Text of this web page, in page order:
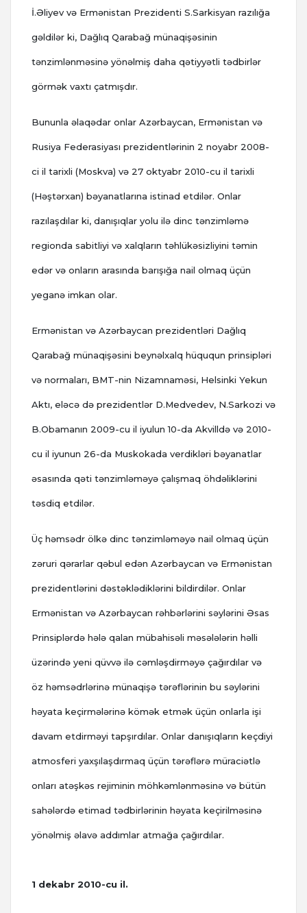
İ.Əliyev və Ermənistan Prezidenti S.Sarkisyan razılığa
gəldilər ki, Dağlıq Qarabağ münaqişəsinin
tənzimlənməsinə yönəlmiş daha qətiyyətli tədbirlər
görmək vaxtı çatmışdır.
Bununla əlaqədar onlar Azərbaycan, Ermənistan və
Rusiya Federasiyası prezidentlərinin 2 noyabr 2008-
ci il tarixli (Moskva) və 27 oktyabr 2010-cu il tarixli
(Həştərxan) bəyanatlarına istinad etdilər. Onlar
razılaşdılar ki, danışıqlar yolu ilə dinc tənzimləmə
regionda sabitliyi və xalqların təhlükəsizliyini təmin
edər və onların arasında barışığa nail olmaq üçün
yeganə imkan olar.
Ermənistan və Azərbaycan prezidentləri Dağlıq
Qarabağ münaqişəsini beynəlxalq hüququn prinsipləri
və normaları, BMT-nin Nizamnaməsi, Helsinki Yekun
Aktı, eləcə də prezidentlər D.Medvedev, N.Sarkozi və
B.Obamanın 2009-cu il iyulun 10-da Akvilldə və 2010-
cu il iyunun 26-da Muskokada verdikləri bəyanatlar
əsasında qəti tənzimləməyə çalışmaq öhdəliklərini
təsdiq etdilər.
Üç həmsədr ölkə dinc tənzimləməyə nail olmaq üçün
zəruri qərarlar qəbul edən Azərbaycan və Ermənistan
prezidentlərini dəstəklədiklərini bildirdilər. Onlar
Ermənistan və Azərbaycan rəhbərlərini səylərini Əsas
Prinsiplərdə hələ qalan mübahisəli məsələlərin həlli
üzərində yeni qüvvə ilə cəmləşdirməyə çağırdılar və
öz həmsədrlərinə münaqişə tərəflərinin bu səylərini
həyata keçirmələrinə kömək etmək üçün onlarla işi
davam etdirməyi tapşırdılar. Onlar danışıqların keçdiyi
atmosferi yaxşılaşdırmaq üçün tərəflərə müraciətlə
onları atəşkəs rejiminin möhkəmlənməsinə və bütün
sahələrdə etimad tədbirlərinin həyata keçirilməsinə
yönəlmiş əlavə addımlar atmağa çağırdılar.
1 dekabr 2010-cu il.